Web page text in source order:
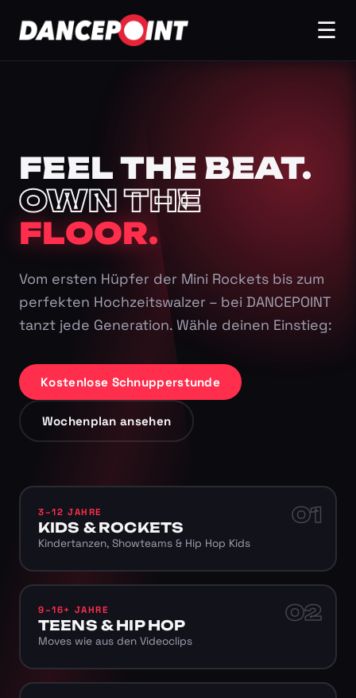
☰
FEEL THE BEAT.
OWN THE
FLOOR.
Vom ersten Hüpfer der Mini Rockets bis zum
perfekten Hochzeitswalzer – bei DANCEPOINT
tanzt jede Generation. Wähle deinen Einstieg:
Kostenlose Schnupperstunde
Wochenplan ansehen
01
3–12 JAHRE
KIDS & ROCKETS
Kindertanzen, Showteams & Hip Hop Kids
02
9–16+ JAHRE
TEENS & HIP HOP
Moves wie aus den Videoclips